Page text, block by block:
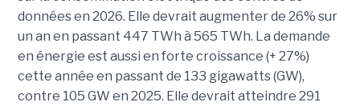
données en 2026. Elle devrait augmenter de 26% sur
un an en passant 447 TWh à 565 TWh. La demande
en énergie est aussi en forte croissance (+ 27%)
cette année en passant de 133 gigawatts (GW),
contre 105 GW en 2025. Elle devrait atteindre 291